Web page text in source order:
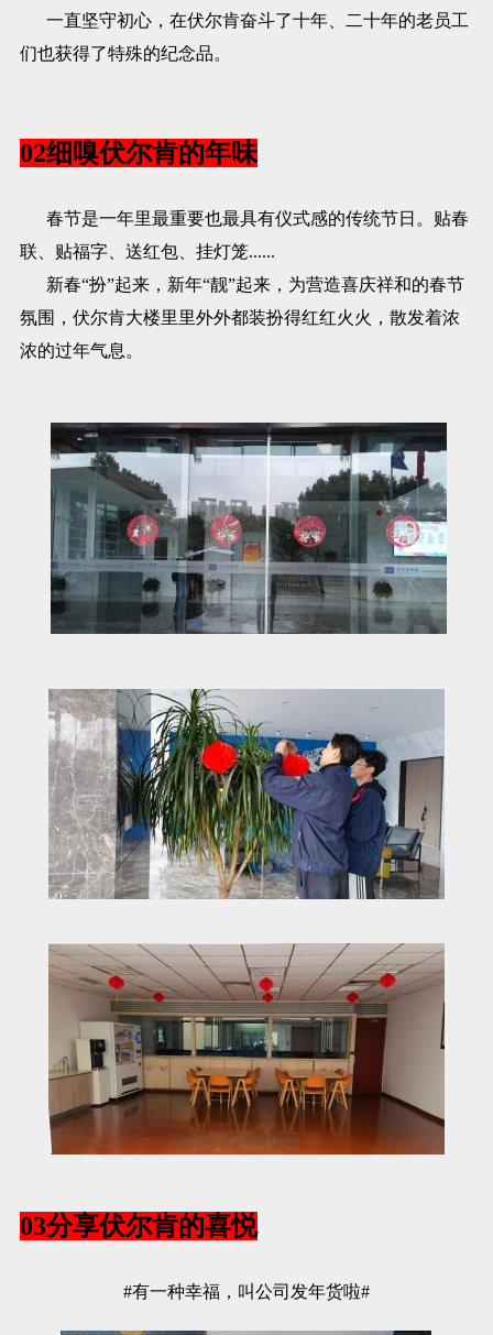
一直坚守初心，在伏尔肯奋斗了十年、二十年的老员工
们也获得了特殊的纪念品。
02细嗅伏尔肯的年味
春节是一年里最重要也最具有仪式感的传统节日。贴春
联、贴福字、送红包、挂灯笼......
新春“扮”起来，新年“靓”起来，为营造喜庆祥和的春节
氛围，伏尔肯大楼里里外外都装扮得红红火火，散发着浓
浓的过年气息。
03分享伏尔肯的喜悦
#有一种幸福，叫公司发年货啦#